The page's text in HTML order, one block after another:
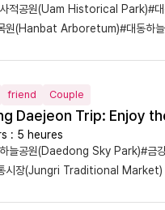
적공원(Uam Historical Park)#
원(Hanbat Arboretum)#대동하
friend Couple
Daejeon Trip: Enjoy
: 5 heures
늘공원(Daedong Sky Park)#금
시장(Jungri Traditional Market)